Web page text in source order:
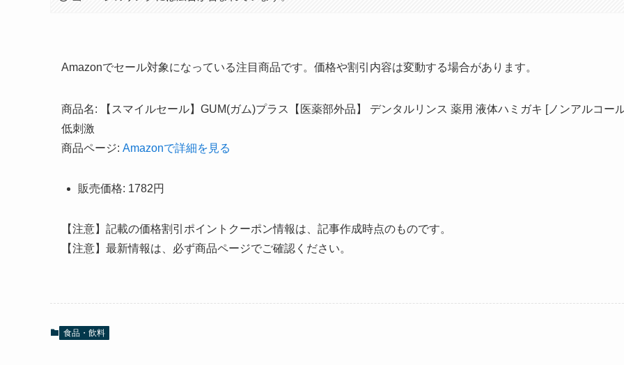
Amazonでセール対象になっている注目商品です。価格や割引内容は変動する場合があります。
商品名: 【スマイルセール】GUM(ガム)プラス【医薬部外品】 デンタルリンス 薬用 液体ハミガキ [ノンアルコー
低刺激
商品ページ: Amazonで詳細を見る
販売価格: 1782円
【注意】記載の価格割引ポイントクーポン情報は、記事作成時点のものです。
【注意】最新情報は、必ず商品ページでご確認ください。
食品・飲料